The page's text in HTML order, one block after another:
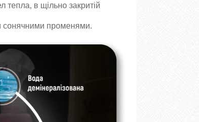
тепла, в щільно закритій
сонячними променями.